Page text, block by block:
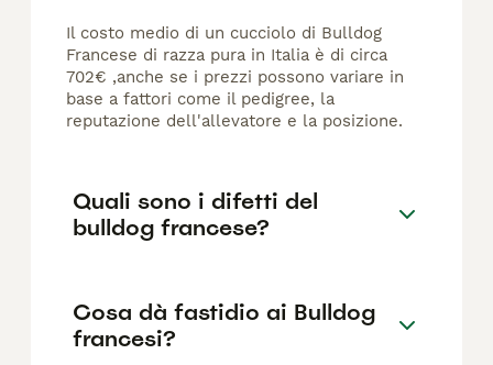
Il costo medio di un cucciolo di Bulldog
Francese di razza pura in Italia è di circa
702€ ,anche se i prezzi possono variare in
base a fattori come il pedigree, la
reputazione dell'allevatore e la posizione.
Quali sono i difetti del
bulldog francese?
Cosa dà fastidio ai Bulldog
francesi?